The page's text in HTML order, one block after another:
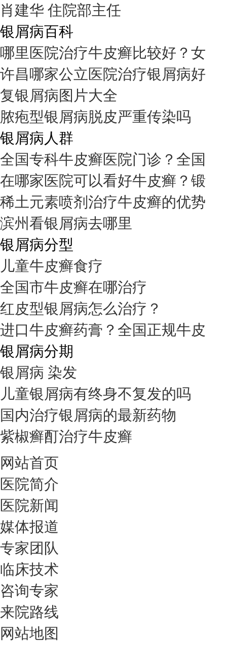
肖建华 住院部主任
银屑病百科
哪里医院治疗牛皮癣比较好？女
许昌哪家公立医院治疗银屑病好
复银屑病图片大全
脓疱型银屑病脱皮严重传染吗
银屑病人群
全国专科牛皮癣医院门诊？全国
在哪家医院可以看好牛皮癣？锻
稀土元素喷剂治疗牛皮癣的优势
滨州看银屑病去哪里
银屑病分型
儿童牛皮癣食疗
全国市牛皮癣在哪治疗
红皮型银屑病怎么治疗？
进口牛皮癣药膏？全国正规牛皮
银屑病分期
银屑病 染发
儿童银屑病有终身不复发的吗
国内治疗银屑病的最新药物
紫椒癣酊治疗牛皮癣
网站首页
医院简介
医院新闻
媒体报道
专家团队
临床技术
咨询专家
来院路线
网站地图